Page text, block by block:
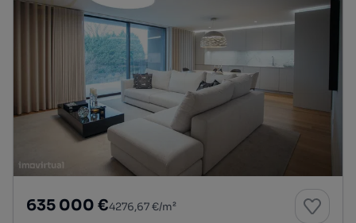
635 000 €4276,67 €/m²